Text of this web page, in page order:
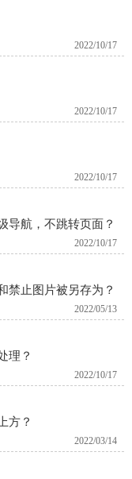
2022/10/17
2022/10/17
2022/10/17
导航，不跳转页面？
2022/10/17
禁止图片被另存为？
2022/05/13
理？
2022/10/17
方？
2022/03/14